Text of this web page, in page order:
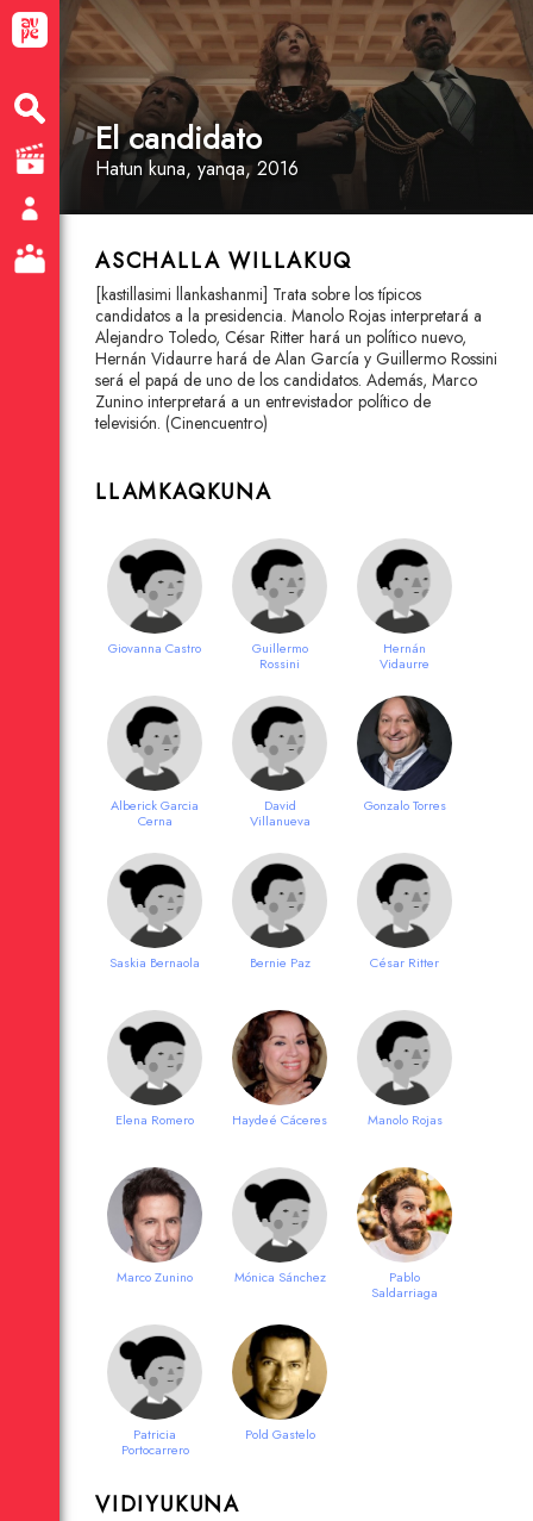
El candidato
Hatun kuna, yanqa, 2016
ASCHALLA WILLAKUQ
[kastillasimi llankashanmi] Trata sobre los típicos
candidatos a la presidencia. Manolo Rojas interpretará a
Alejandro Toledo, César Ritter hará un político nuevo,
Hernán Vidaurre hará de Alan García y Guillermo Rossini
será el papá de uno de los candidatos. Además, Marco
Zunino interpretará a un entrevistador político de
televisión. (Cinencuentro)
LLAMKAQKUNA
Giovanna Castro
Guillermo
Rossini
Hernán
Vidaurre
Alberick Garcia
Cerna
David
Villanueva
Gonzalo Torres
Saskia Bernaola Bernie Paz César Ritter
Elena Romero Haydeé Cáceres Manolo Rojas
Marco Zunino Mónica Sánchez
Pablo
Saldarriaga
Patricia
Portocarrero
Pold Gastelo
VIDIYUKUNA